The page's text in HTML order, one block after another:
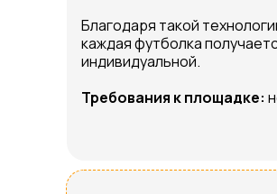
Благодаря такой
каждая футболка
индивидуальной.
Требования к площадке: